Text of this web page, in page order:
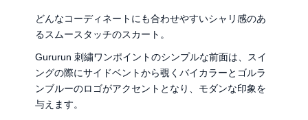
どんなコーディネートにも合わせやすいシャリ感のあ
るスムースタッチのスカート。
Gururun 刺繍ワンポイントのシンプルな前面は、スイ
ングの際にサイドベントから覗くバイカラーとゴルラ
ンブルーのロゴがアクセントとなり、モダンな印象を
与えます。